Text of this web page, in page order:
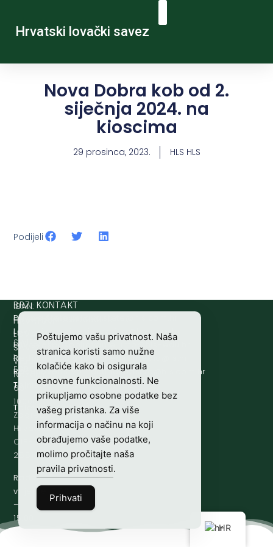
Hrvatski lovački savez
Nova Dobra kob od 2.
siječnja 2024. na
kioscima
29 prosinca, 2023. HLS HLS
Podijeli
HRVATSKI
LOVAČKI
SAVEZ
Vladimira
Nazora
63
10000
Zagreb,
Hrvatska
OIB-
28817560444
Radno
vrijeme:
–
15:00
IBAN:
HR8124020061100501497
SWIFT/BIC
:
ESBCHR22
BRZI KONTAKT
Prijava štete:
Lovne iskaznice:
rh.moc.slh
@acinzaksi
Lovno osposobljavanje:
@ofni
Redakcija/ digitalni mediji:@aidem
Računovodstvo:
rh.moc.slh
@ovtsdovonucar
Tajništvo:
rh.sl
@slh
Telefon: +385 (0)1 48 34 560
Poštujemo vašu privatnost. Naša
stranica koristi samo nužne
kolačiće kako bi osigurala
osnovne funkcionalnosti. Ne
prikupljamo osobne podatke bez
vašeg pristanka. Za više
informacija o načinu na koji
obrađujemo vaše podatke,
molimo pročitajte naša
pravila privatnosti.
Prihvati
HR